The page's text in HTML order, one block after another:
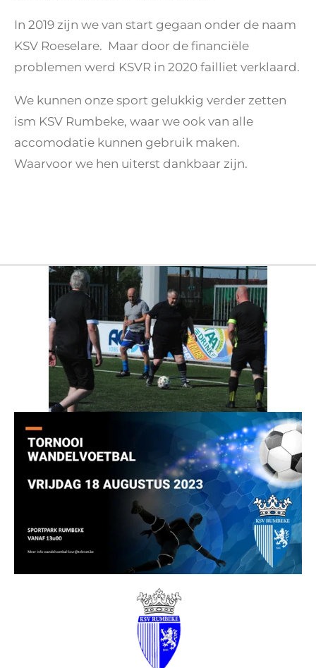
In 2019 zijn we van start gegaan onder de naam
KSV Roeselare. Maar door de financiële
problemen werd KSVR in 2020 failliet verklaard.
We kunnen onze sport gelukkig verder zetten
ism KSV Rumbeke, waar we ook van alle
accomodatie kunnen gebruik maken.
Waarvoor we hen uiterst dankbaar zijn.